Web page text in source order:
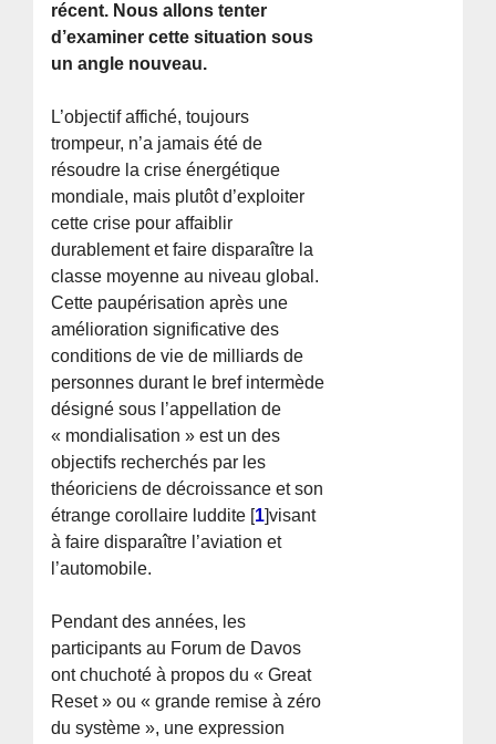
récent. Nous allons tenter
d’examiner cette situation sous
un angle nouveau.
L’objectif affiché, toujours
trompeur, n’a jamais été de
résoudre la crise énergétique
mondiale, mais plutôt d’exploiter
cette crise pour affaiblir
durablement et faire disparaître la
classe moyenne au niveau global.
Cette paupérisation après une
amélioration significative des
conditions de vie de milliards de
personnes durant le bref intermède
désigné sous l’appellation de
« mondialisation » est un des
objectifs recherchés par les
théoriciens de décroissance et son
étrange corollaire luddite [1]visant
à faire disparaître l’aviation et
l’automobile.
Pendant des années, les
participants au Forum de Davos
ont chuchoté à propos du « Great
Reset » ou « grande remise à zéro
du système », une expression